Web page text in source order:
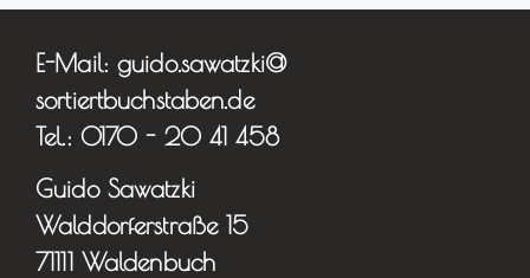
E-Mail: guido.sawatzki@
sortiertbuchstaben.de
Tel.: 0170 - 20 41 458
Guido Sawatzki
Walddorferstraße 15
71111 Waldenbuch